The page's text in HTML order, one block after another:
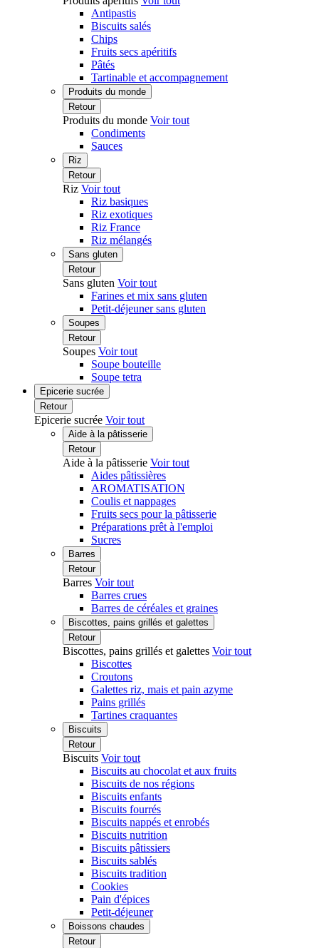
Antipastis
Biscuits salés
Chips
Fruits secs apéritifs
Pâtés
Tartinable et accompagnement
Produits du monde
Retour
Produits du monde Voir tout
Condiments
Sauces
Riz
Retour
Riz Voir tout
Riz basiques
Riz exotiques
Riz France
Riz mélangés
Sans gluten
Retour
Sans gluten Voir tout
Farines et mix sans gluten
Petit-déjeuner sans gluten
Soupes
Retour
Soupes Voir tout
Soupe bouteille
Soupe tetra
Epicerie sucrée
Retour
Epicerie sucrée Voir tout
Aide à la pâtisserie
Retour
Aide à la pâtisserie Voir tout
Aides pâtissières
AROMATISATION
Coulis et nappages
Fruits secs pour la pâtisserie
Préparations prêt à l'emploi
Sucres
Barres
Retour
Barres Voir tout
Barres crues
Barres de céréales et graines
Biscottes, pains grillés et galettes
Retour
Biscottes, pains grillés et galettes Voir tout
Biscottes
Croutons
Galettes riz, mais et pain azyme
Pains grillés
Tartines craquantes
Biscuits
Retour
Biscuits Voir tout
Biscuits au chocolat et aux fruits
Biscuits de nos régions
Biscuits enfants
Biscuits fourrés
Biscuits nappés et enrobés
Biscuits nutrition
Biscuits pâtissiers
Biscuits sablés
Biscuits tradition
Cookies
Pain d'épices
Petit-déjeuner
Boissons chaudes
Retour